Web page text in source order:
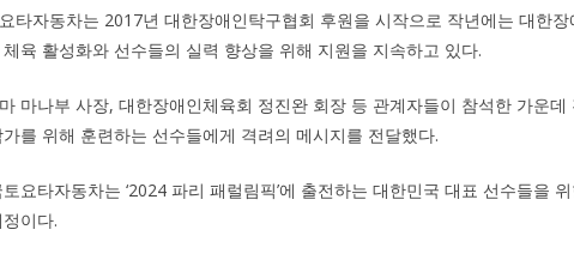
타자동차는 2017년 대한장애인탁구협회 후원을 시작으로 작년에는 대한
육 활성화와 선수들의 실력 향상을 위해 지원을 지속하고 있다.
마나부 사장, 대한장애인체육회 정진완 회장 등 관계자들이 참석한 가운
를 위해 훈련하는 선수들에게 격려의 메시지를 전달했다.
요타자동차는 ‘2024 파리 패럴림픽’에 출전하는 대한민국 대표 선수들을
이다.